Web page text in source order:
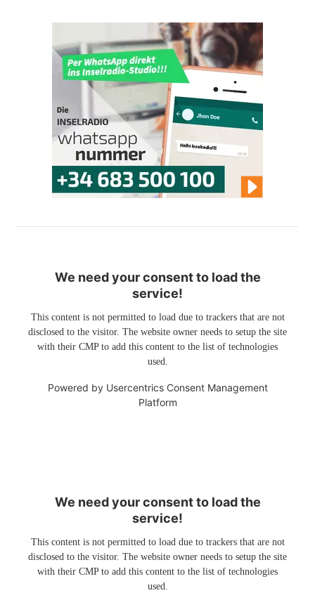
We need your consent to load the
service!
This content is not permitted to load due to trackers that are not
disclosed to the visitor. The website owner needs to setup the site
with their CMP to add this content to the list of technologies
used.
Powered by Usercentrics Consent Management
Platform
We need your consent to load the
service!
This content is not permitted to load due to trackers that are not
disclosed to the visitor. The website owner needs to setup the site
with their CMP to add this content to the list of technologies
used.